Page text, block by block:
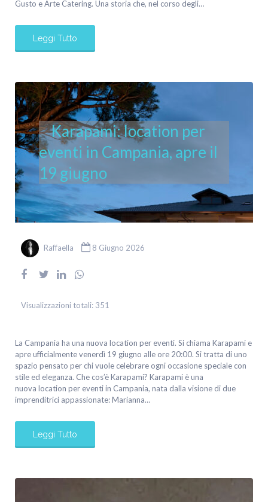
Gusto e Arte Catering. Una storia che, nel corso degli…
Leggi Tutto
Karapami: location per
eventi in Campania, apre il
19 giugno
Raffaella 8 Giugno 2026
Visualizzazioni totali: 351
La Campania ha una nuova location per eventi. Si chiama Karapami e
apre ufficialmente venerdì 19 giugno alle ore 20:00. Si tratta di uno
spazio pensato per chi vuole celebrare ogni occasione speciale con
stile ed eleganza. Che cos’è Karapami? Karapami è una
nuova location per eventi in Campania, nata dalla visione di due
imprenditrici appassionate: Marianna…
Leggi Tutto